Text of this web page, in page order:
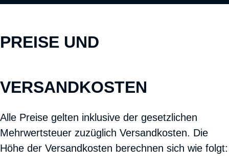
PREISE UND
VERSANDKOSTEN
Alle Preise gelten inklusive der gesetzlichen
Mehrwertsteuer zuzüglich Versandkosten. Die
Höhe der Versandkosten berechnen sich wie folgt: